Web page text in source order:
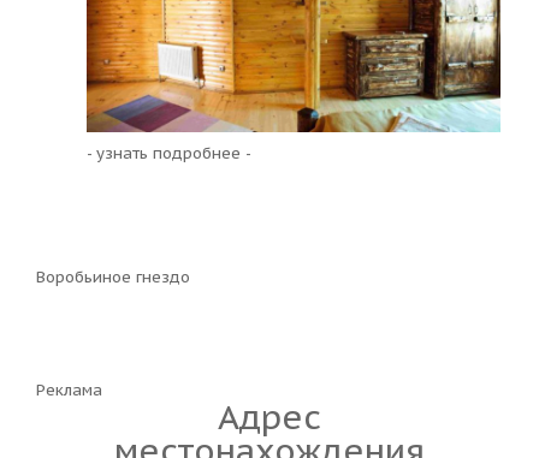
- узнать подробнее -
Воробьиное гнездо
Реклама
Адрес